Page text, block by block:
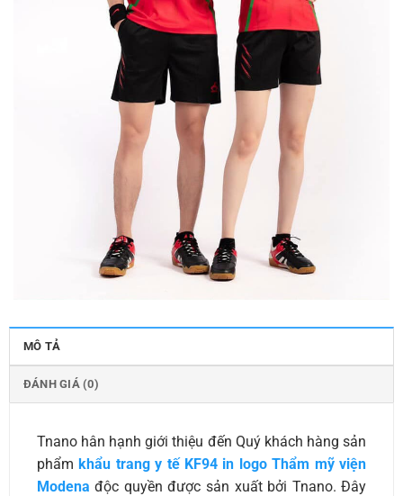
MÔ TẢ
ĐÁNH GIÁ (0)
Tnano hân hạnh giới thiệu đến Quý khách hàng sản
phẩmkhẩu trang y tế KF94 in logo Thẩm mỹ viện
Modena độc quyền được sản xuất bởi Tnano. Đây